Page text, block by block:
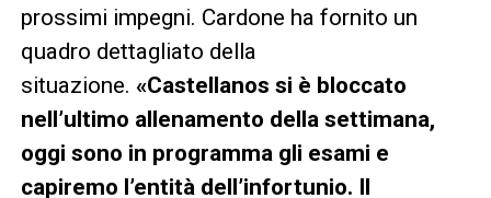
prossimi impegni. Cardone ha fornito un
quadro dettagliato della
situazione. «Castellanos si è bloccato
nell’ultimo allenamento della settimana,
oggi sono in programma gli esami e
capiremo l’entità dell’infortunio. Il